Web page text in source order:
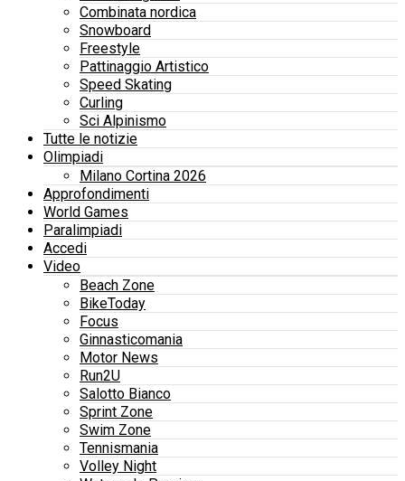
Combinata nordica
Snowboard
Freestyle
Pattinaggio Artistico
Speed Skating
Curling
Sci Alpinismo
Tutte le notizie
Olimpiadi
Milano Cortina 2026
Approfondimenti
World Games
Paralimpiadi
Accedi
Video
Beach Zone
BikeToday
Focus
Ginnasticomania
Motor News
Run2U
Salotto Bianco
Sprint Zone
Swim Zone
Tennismania
Volley Night